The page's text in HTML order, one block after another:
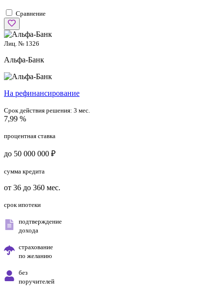
Сравнение
Лиц. № 1326
Альфа-Банк
На рефинансирование
Срок действия решения: 3 мес.
7,99 %
процентная ставка
до 50 000 000 ₽
сумма кредита
от 36 до 360 мес.
срок ипотеки
подтверждение
дохода
страхование
по желанию
без
поручителей